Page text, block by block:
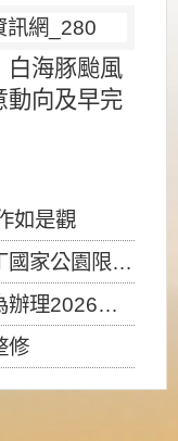
白海豚颱風
動向及早完
如是觀
範圍、時間及行為」，自即日生效。
戒及協調相關事宜，因颱風備案事宜
修